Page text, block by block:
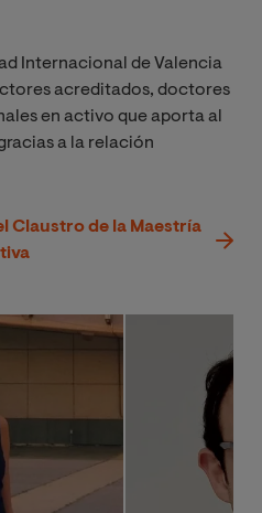
Internacional de Valencia
acreditados, doctores
en activo que aporta al
a la relación
Claustro de la Maestría